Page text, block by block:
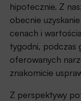
hipotecznie. Z
obecnie
cenach i
tygodni, podczas
oferowanych
znakomicie
Z perspektywy